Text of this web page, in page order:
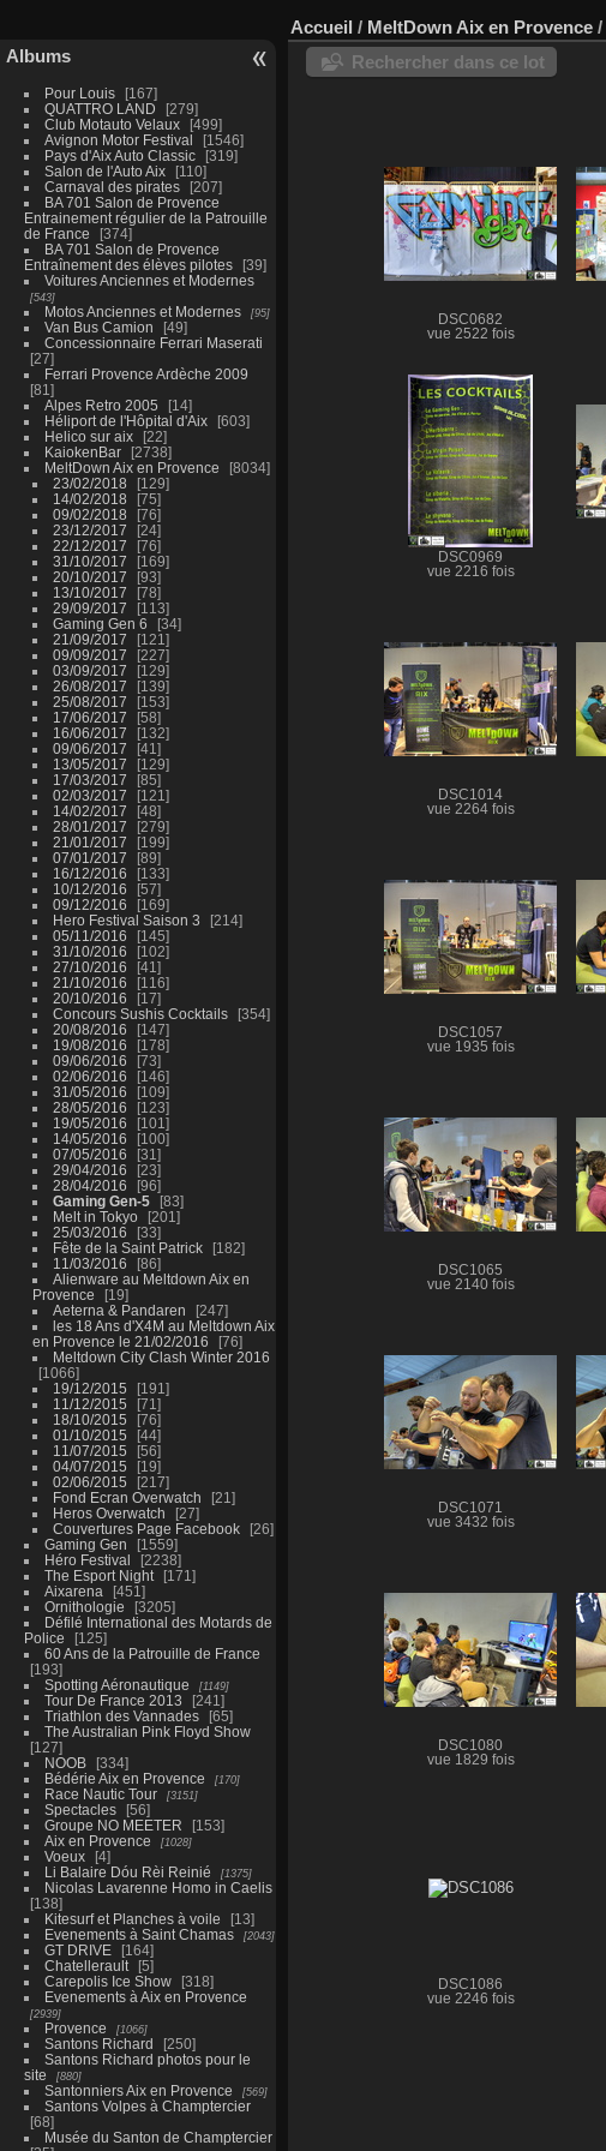
Albums
Pour Louis
167
QUATTRO LAND
279
Club Motauto Velaux
499
Avignon Motor Festival
1546
Pays d'Aix Auto Classic
319
Salon de l'Auto Aix
110
Carnaval des pirates
207
BA 701 Salon de Provence
Entrainement régulier de la Patrouille
de France
374
BA 701 Salon de Provence
Entraînement des élèves pilotes
39
Voitures Anciennes et Modernes
543
Motos Anciennes et Modernes 95
Van Bus Camion
49
Concessionnaire Ferrari Maserati
27
Ferrari Provence Ardèche 2009
81
Alpes Retro 2005
14
Héliport de l'Hôpital d'Aix
603
Helico sur aix
22
KaiokenBar
2738
MeltDown Aix en Provence
8034
23/02/2018
129
14/02/2018
75
09/02/2018
76
23/12/2017
24
22/12/2017
76
31/10/2017
169
20/10/2017
93
13/10/2017
78
29/09/2017
113
Gaming Gen 6
34
21/09/2017
121
09/09/2017
227
03/09/2017
129
26/08/2017
139
25/08/2017
153
17/06/2017
58
16/06/2017
132
09/06/2017
41
13/05/2017
129
17/03/2017
85
02/03/2017
121
14/02/2017
48
28/01/2017
279
21/01/2017
199
07/01/2017
89
16/12/2016
133
10/12/2016
57
09/12/2016
169
Hero Festival Saison 3
214
05/11/2016
145
31/10/2016
102
27/10/2016
41
21/10/2016
116
20/10/2016
17
Concours Sushis Cocktails
354
20/08/2016
147
19/08/2016
178
09/06/2016
73
02/06/2016
146
31/05/2016
109
28/05/2016
123
19/05/2016
101
14/05/2016
100
07/05/2016
31
29/04/2016
23
28/04/2016
96
Gaming Gen-5
83
Melt in Tokyo
201
25/03/2016
33
Fête de la Saint Patrick
182
11/03/2016
86
Alienware au Meltdown Aix en
Provence
19
Aeterna & Pandaren
247
les 18 Ans d'X4M au Meltdown Aix
en Provence le 21/02/2016
76
Meltdown City Clash Winter 2016
1066
19/12/2015
191
11/12/2015
71
18/10/2015
76
01/10/2015
44
11/07/2015
56
04/07/2015
19
02/06/2015
217
Fond Ecran Overwatch
21
Heros Overwatch
27
Couvertures Page Facebook
26
Gaming Gen
1559
Héro Festival
2238
The Esport Night
171
Aixarena
451
Ornithologie
3205
Défilé International des Motards de
Police
125
60 Ans de la Patrouille de France
193
Spotting Aéronautique
1149
Tour De France 2013
241
Triathlon des Vannades
65
The Australian Pink Floyd Show
127
NOOB
334
Bédérie Aix en Provence
170
Race Nautic Tour 3151
Spectacles
56
Groupe NO MEETER
153
Aix en Provence
1028
Voeux
4
Li Balaire Dóu Rèi Reinié
1375
Nicolas Lavarenne Homo in Caelis
138
Kitesurf et Planches à voile
13
Evenements à Saint Chamas
2043
GT DRIVE
164
Chatellerault
5
Carepolis Ice Show
318
Evenements à Aix en Provence
2939
Provence 1066
Santons Richard
250
Santons Richard photos pour le
site
880
Santonniers Aix en Provence 569
Santons Volpes à Champtercier
68
Musée du Santon de Champtercier
Accueil / MeltDown Aix en Provence /
Rechercher dans ce lot
DSC0682
vue 2522 fois
DSC0969
vue 2216 fois
DSC1014
vue 2264 fois
DSC1057
vue 1935 fois
DSC1065
vue 2140 fois
DSC1071
vue 3432 fois
DSC1080
vue 1829 fois
DSC1086
vue 2246 fois